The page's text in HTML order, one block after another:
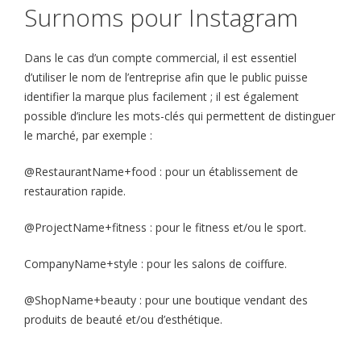
Surnoms pour Instagram
Dans le cas d’un compte commercial, il est essentiel
d’utiliser le nom de l’entreprise afin que le public puisse
identifier la marque plus facilement ; il est également
possible d’inclure les mots-clés qui permettent de distinguer
le marché, par exemple :
@RestaurantName+food : pour un établissement de
restauration rapide.
@ProjectName+fitness : pour le fitness et/ou le sport.
CompanyName+style : pour les salons de coiffure.
@ShopName+beauty : pour une boutique vendant des
produits de beauté et/ou d’esthétique.